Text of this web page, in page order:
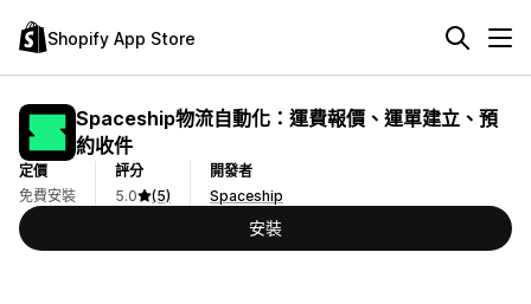
Shopify App Store
Spaceship物流自動化：運費報價、運單建立、預
約收件
定價
免費安裝
評分
5.0
(5)
開發者
Spaceship
安裝